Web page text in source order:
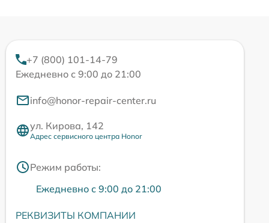
+7 (800) 101-14-79
Ежедневно с 9:00 до 21:00
info@honor-repair-center.ru
ул. Кирова, 142
Адрес сервисного центра Honor
Режим работы:
Ежедневно с 9:00 до 21:00
РЕКВИЗИТЫ КОМПАНИИ